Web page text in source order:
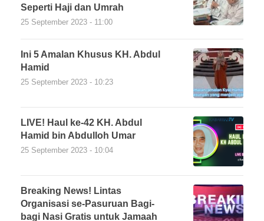
Seperti Haji dan Umrah
25 September 2023 - 11:00
Ini 5 Amalan Khusus KH. Abdul
Hamid
25 September 2023 - 10:23
LIVE! Haul ke-42 KH. Abdul
Hamid bin Abdulloh Umar
25 September 2023 - 10:04
Breaking News! Lintas
Organisasi se-Pasuruan Bagi-
bagi Nasi Gratis untuk Jamaah